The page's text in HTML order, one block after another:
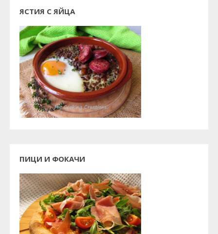
ЯСТИЯ С ЯЙЦА
ПИЦИ И ФОКАЧИ